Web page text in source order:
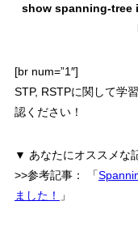
show spanning-tree
[br num=”1″]
STP, RSTPに関して学
認ください！
▼ あなたにオススメな
>>参考記事：
「
ました！
」